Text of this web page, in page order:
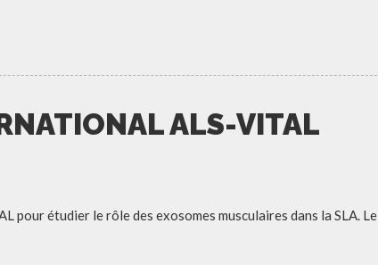
ALS-VITAL
pour étudier le rôle des exosomes musculaires dans la SLA. Le